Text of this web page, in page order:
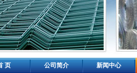
页 公司简介 新闻中心